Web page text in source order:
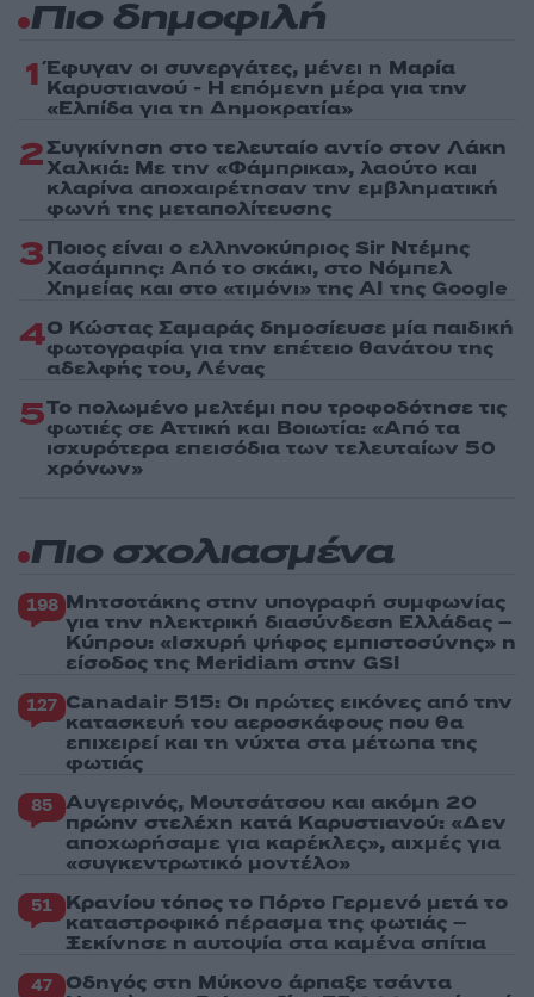
Πιο δημοφιλή
1 Έφυγαν οι συνεργάτες, μένει η Μαρία
Καρυστιανού - Η επόμενη μέρα για την
«Ελπίδα για τη Δημοκρατία»
2Συγκίνηση στο τελευταίο αντίο στον Λάκη
Χαλκιά: Με την «Φάμπρικα», λαούτο και
κλαρίνα αποχαιρέτησαν την εμβληματική
φωνή της μεταπολίτευσης
3Ποιος είναι ο ελληνοκύπριος Sir Ντέμης
Χασάμπης: Από το σκάκι, στο Νόμπελ
Χημείας και στο «τιμόνι» της AI της Google
4Ο Κώστας Σαμαράς δημοσίευσε μία παιδική
φωτογραφία για την επέτειο θανάτου της
αδελφής του, Λένας
5Το πολωμένο μελτέμι που τροφοδότησε τις
φωτιές σε Αττική και Βοιωτία: «Από τα
ισχυρότερα επεισόδια των τελευταίων 50
χρόνων»
Πιο σχολιασμένα
198 Μητσοτάκης στην υπογραφή συμφωνίας
για την ηλεκτρική διασύνδεση Ελλάδας –
Κύπρου: «Ισχυρή ψήφος εμπιστοσύνης» η
είσοδος της Meridiam στην GSI
127 Canadair 515: Οι πρώτες εικόνες από την
κατασκευή του αεροσκάφους που θα
επιχειρεί και τη νύχτα στα μέτωπα της
φωτιάς
85 Αυγερινός, Μουτσάτσου και ακόμη 20
πρώην στελέχη κατά Καρυστιανού: «Δεν
αποχωρήσαμε για καρέκλες», αιχμές για
«συγκεντρωτικό μοντέλο»
51 Κρανίου τόπος το Πόρτο Γερμενό μετά το
καταστροφικό πέρασμα της φωτιάς –
Ξεκίνησε η αυτοψία στα καμένα σπίτια
47 Οδηγός στη Μύκονο άρπαξε τσάντα